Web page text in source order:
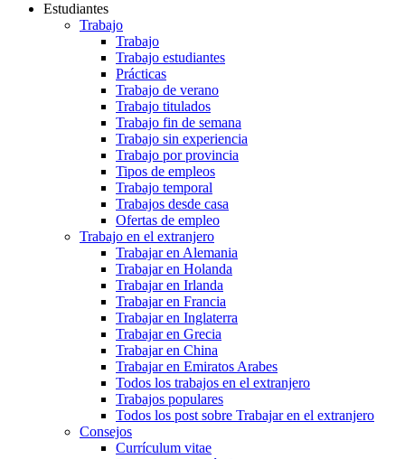
Estudiantes
Trabajo
Trabajo
Trabajo estudiantes
Prácticas
Trabajo de verano
Trabajo titulados
Trabajo fin de semana
Trabajo sin experiencia
Trabajo por provincia
Tipos de empleos
Trabajo temporal
Trabajos desde casa
Ofertas de empleo
Trabajo en el extranjero
Trabajar en Alemania
Trabajar en Holanda
Trabajar en Irlanda
Trabajar en Francia
Trabajar en Inglaterra
Trabajar en Grecia
Trabajar en China
Trabajar en Emiratos Arabes
Todos los trabajos en el extranjero
Trabajos populares
Todos los post sobre Trabajar en el extranjero
Consejos
Currículum vitae